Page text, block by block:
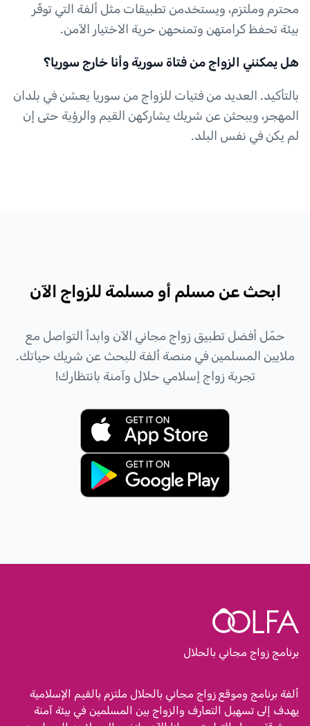
محترم وملتزم، ويستخدمن تطبيقات مثل ألفة التي توفّر
بيئة تحفظ كرامتهن وتمنحهن حرية الاختيار الآمن.
هل يمكنني الزواج من فتاة سورية وأنا خارج سوريا؟
بالتأكيد. العديد من فتيات للزواج من سوريا يعشن في بلدان
المهجر، ويبحثن عن شريك يشاركهن القيم والرؤية حتى إن
لم يكن في نفس البلد.
ابحث عن مسلم أو مسلمة للزواج الآن
حمّل أفضل تطبيق زواج مجاني الآن وابدأ التواصل مع
ملايين المسلمين في منصة ألفة للبحث عن شريك حياتك.
تجربة زواج إسلامي حلال وآمنة بانتظارك!
برنامج زواج مجاني بالحلال
ألفة برنامج وموقع زواج مجاني بالحلال ملتزم بالقيم الإسلامية
يهدف إلى تسهيل التعارف والزواج بين المسلمين في بيئة آمنة